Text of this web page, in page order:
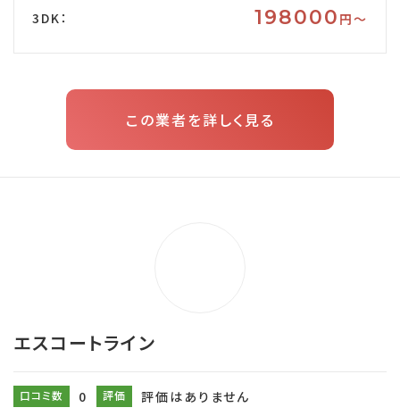
3DK：
198000 円〜
この業者を詳しく見る
エスコートライン
口コミ数 0 評価 評価はありません